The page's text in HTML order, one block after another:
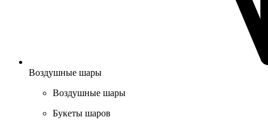
Воздушные шары
Воздушные шары
Букеты шаров